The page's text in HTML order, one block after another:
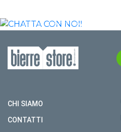
CONTATTACI SU WHATSAPP
PER AVERE CONSIGLI O PER
CHATTA
CHI SIAMO
CONTATTI